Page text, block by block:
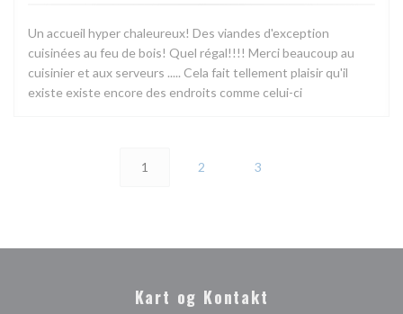
Un accueil hyper chaleureux! Des viandes d'exception
cuisinées au feu de bois! Quel régal!!!! Merci beaucoup au
cuisinier et aux serveurs ..... Cela fait tellement plaisir qu'il
existe existe encore des endroits comme celui-ci
1 2 3
Kart og Kontakt